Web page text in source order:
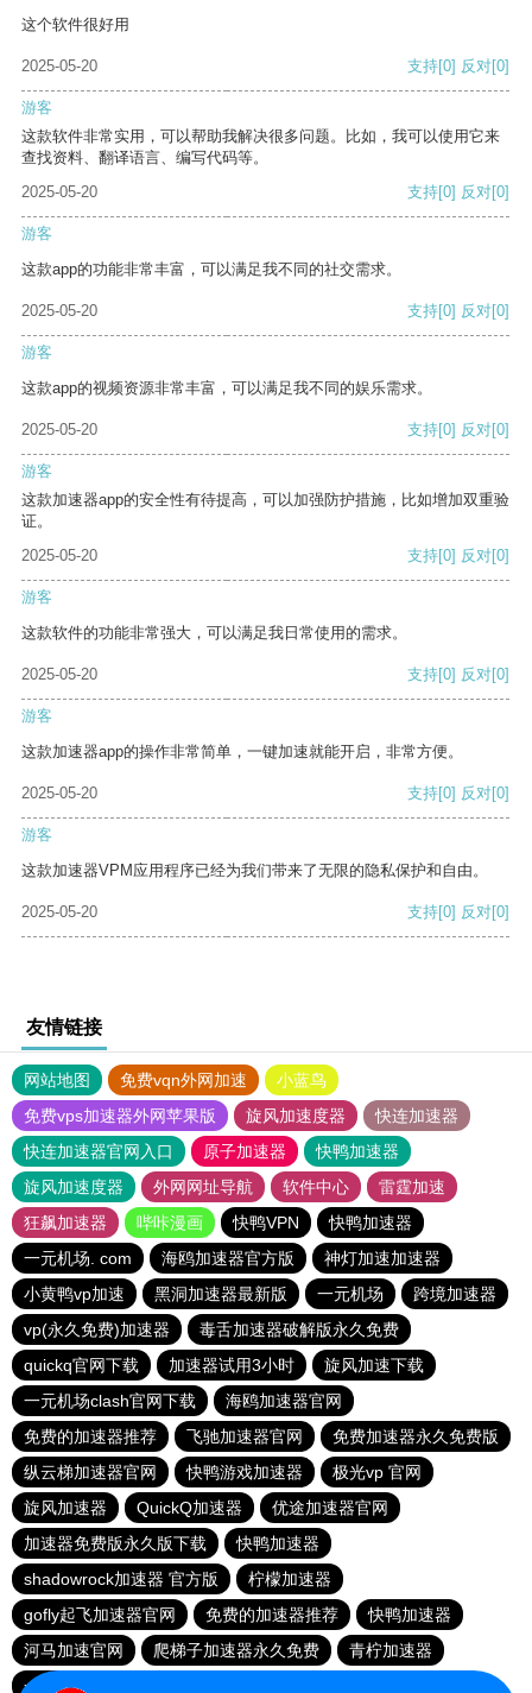
这个软件很好用
2025-05-20 支持[0] 反对[0]
游客
这款软件非常实用，可以帮助我解决很多问题。比如，我可以使用它来
查找资料、翻译语言、编写代码等。
2025-05-20
支持[0] 反对[0]
游客
这款app的功能非常丰富，可以满足我不同的社交需求。
2025-05-20 支持[0] 反对[0]
游客
这款app的视频资源非常丰富，可以满足我不同的娱乐需求。
2025-05-20 支持[0] 反对[0]
游客
这款加速器app的安全性有待提高，可以加强防护措施，比如增加双重验
证。
2025-05-20
支持[0] 反对[0]
游客
这款软件的功能非常强大，可以满足我日常使用的需求。
2025-05-20 支持[0] 反对[0]
游客
这款加速器app的操作非常简单，一键加速就能开启，非常方便。
2025-05-20 支持[0] 反对[0]
游客
这款加速器VPM应用程序已经为我们带来了无限的隐私保护和自由。
2025-05-20 支持[0] 反对[0]
友情链接
网站地图 免费vqn外网加速
小蓝鸟
免费vps加速器外网苹果版
旋风加速度器
快连加速器
快连加速器官网入口
原子加速器
快鸭加速器
旋风加速度器
外网网址导航 软件中心
雷霆加速
狂飙加速器
哔咔漫画 快鸭VPN
快鸭加速器
一元机场. com
海鸥加速器官方版
神灯加速加速器
小黄鸭vp加速
黑洞加速器最新版 一元机场
跨境加速器
vp(永久免费)加速器
毒舌加速器破解版永久免费
quickq官网下载
加速器试用3小时
旋风加速下载
一元机场clash官网下载
海鸥加速器官网
免费的加速器推荐
飞驰加速器官网
免费加速器永久免费版
纵云梯加速器官网
快鸭游戏加速器
极光vp 官网
旋风加速器
QuickQ加速器
优途加速器官网
加速器免费版永久版下载
快鸭加速器
shadowrock加速器 官方版
柠檬加速器
gofly起飞加速器官网
免费的加速器推荐
快鸭加速器
河马加速官网
爬梯子加速器永久免费
青柠加速器
一元机场. com